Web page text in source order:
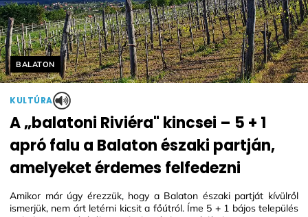
Helyszín címkék:
BALATON
KULTÚRA
A „balatoni Riviéra" kincsei – 5 + 1
apró falu a Balaton északi partján,
amelyeket érdemes felfedezni
Amikor már úgy érezzük, hogy a Balaton északi partját kívülről
ismerjük, nem árt letérni kicsit a főútról. Íme 5 + 1 bájos település